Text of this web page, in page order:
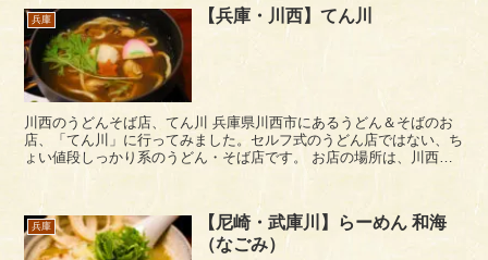
兵庫 【兵庫・川西】てん川
川西のうどんそば店、てん川 兵庫県川西市にあるうどん＆そばのお
店、「てん川」に行ってみました。セルフ式のうどん店ではない、ち
ょい値段しっかり系のうどん・そば店です。 お店の場所は、川西市
兵庫
【尼崎・武庫川】らーめん 和海
（なごみ）